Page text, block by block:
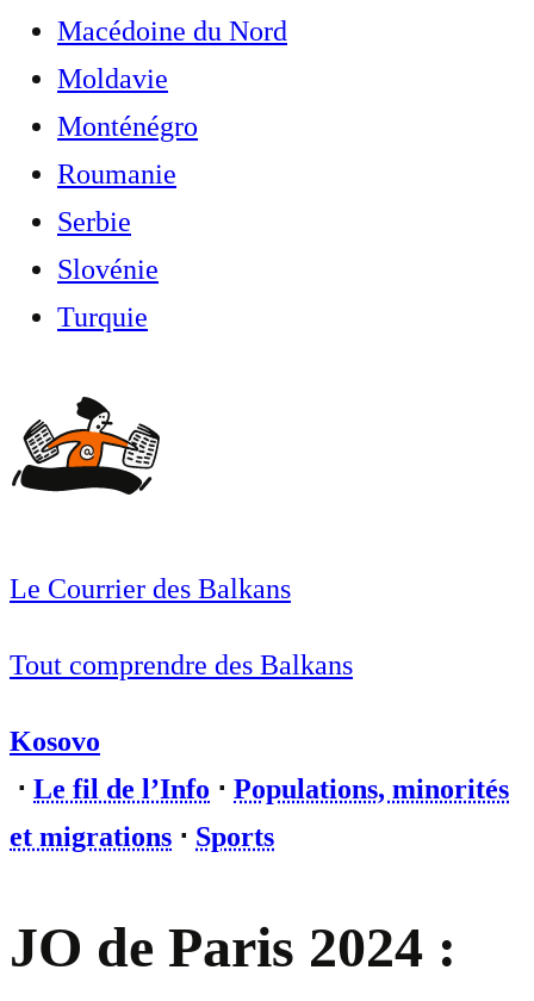
Macédoine du Nord
Moldavie
Monténégro
Roumanie
Serbie
Slovénie
Turquie
Le Courrier des Balkans
Tout comprendre des Balkans
Kosovo
⋅ Le fil de l’Info ⋅ Populations, minorités
et migrations ⋅ Sports
JO de Paris 2024 :